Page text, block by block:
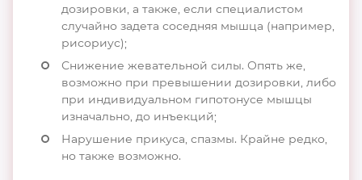
дозировки, а также, если специалистом
случайно задета соседняя мышца (например,
рисориус);
Снижение жевательной силы. Опять же,
возможно при превышении дозировки, либо
при индивидуальном гипотонусе мышцы
изначально, до инъекций;
Нарушение прикуса, спазмы. Крайне редко,
но также возможно.